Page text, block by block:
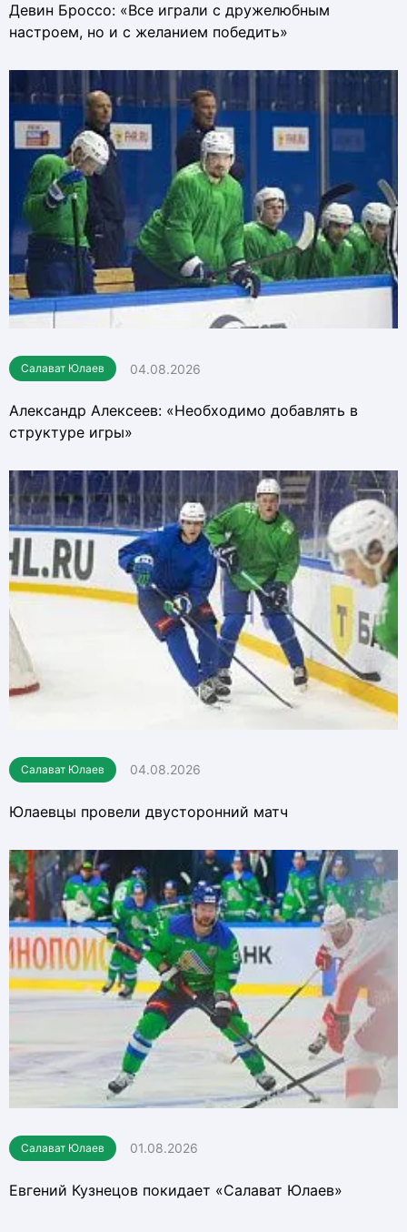
Девин Броссо: «Все играли с дружелюбным
настроем, но и с желанием победить»
Салават Юлаев 04.08.2026
Александр Алексеев: «Необходимо добавлять в
структуре игры»
Салават Юлаев 04.08.2026
Юлаевцы провели двусторонний матч
Салават Юлаев 01.08.2026
Евгений Кузнецов покидает «Салават Юлаев»